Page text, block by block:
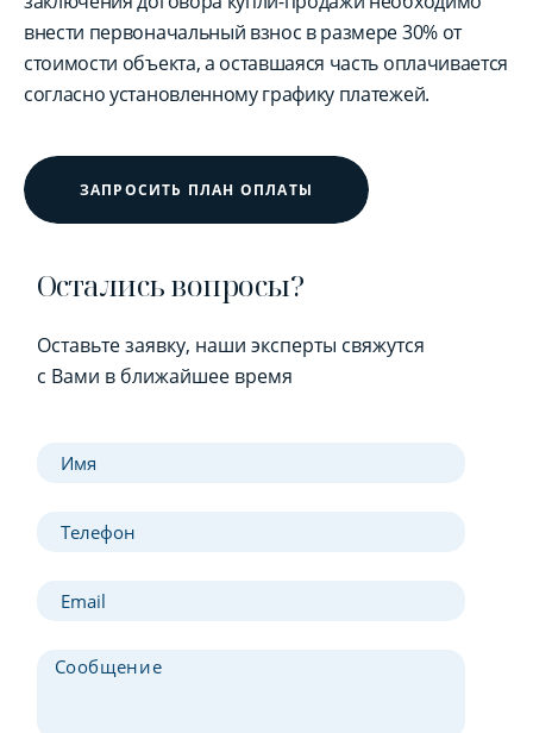
внести первоначальный взнос в размере 30% от
стоимости объекта, а оставшаяся часть оплачивается
согласно установленному графику платежей.
ЗАПРОСИТЬ ПЛАН ОПЛАТЫ
Остались вопросы?
Оставьте заявку, наши эксперты свяжутся
с Вами в ближайшее время